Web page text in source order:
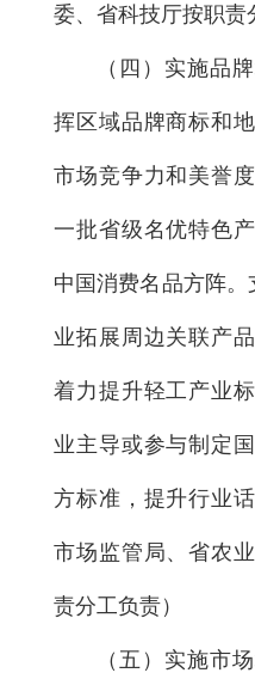
委、省科技厅按职责
（四）实施品
挥区域品牌商标和
市场竞争力和美誉
一批省级名优特色
中国消费名品方阵。
业拓展周边关联产
着力提升轻工产业
业主导或参与制定
方标准，提升行业
市场监管局、省农
责分工负责）
（五）实施市